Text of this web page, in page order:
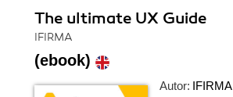
The ultimate UX Guide
IFIRMA
(ebook)
Autor: IFIRMA